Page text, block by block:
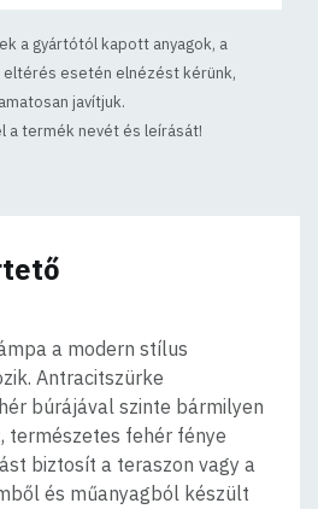
a gyártótól kapott anyagok, a
esetén elnézést kérünk,
javítjuk.
a termék nevét és leírását!
a modern stílus
Antracitszürke
búrájával szinte bármilyen
természetes fehér fénye
biztosít a teraszon vagy a
és műanyagból készült